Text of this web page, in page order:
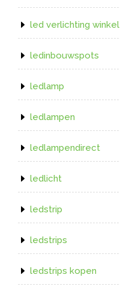
led verlichting winkel
ledinbouwspots
ledlamp
ledlampen
ledlampendirect
ledlicht
ledstrip
ledstrips
ledstrips kopen